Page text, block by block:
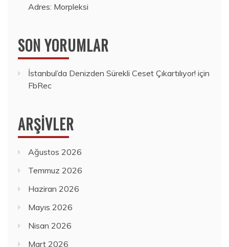
Adres: Morpleksi
SON YORUMLAR
İstanbul’da Denizden Sürekli Ceset Çıkartılıyor! için
FbRec
ARŞIVLER
Ağustos 2026
Temmuz 2026
Haziran 2026
Mayıs 2026
Nisan 2026
Mart 2026